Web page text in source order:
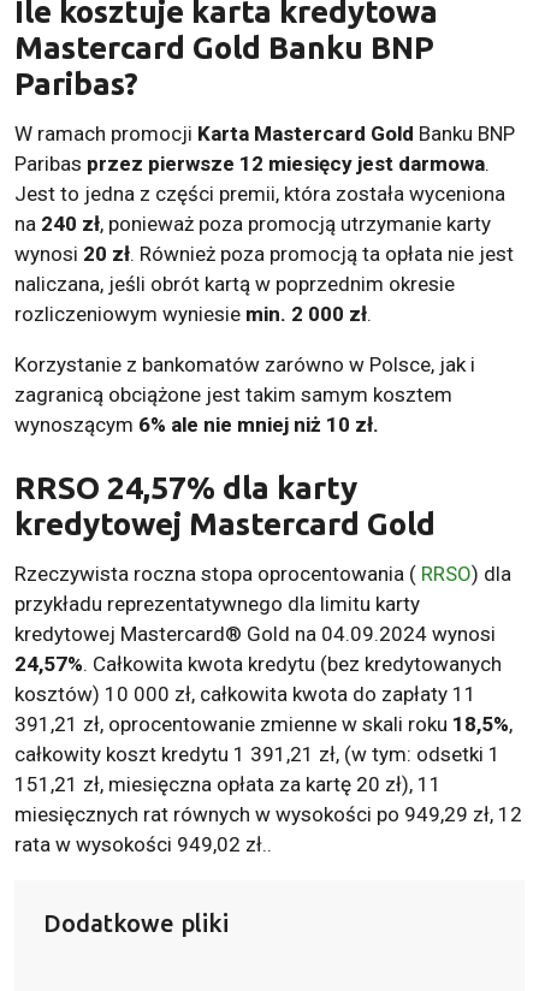
Ile kosztuje karta kredytowa
Mastercard Gold Banku BNP
Paribas?
W ramach promocji Karta Mastercard Gold Banku BNP
Paribas przez pierwsze 12 miesięcy jest darmowa.
Jest to jedna z części premii, która została wyceniona
na 240 zł, ponieważ poza promocją utrzymanie karty
wynosi 20 zł. Również poza promocją ta opłata nie jest
naliczana, jeśli obrót kartą w poprzednim okresie
rozliczeniowym wyniesie min. 2 000 zł.
Korzystanie z bankomatów zarówno w Polsce, jak i
zagranicą obciążone jest takim samym kosztem
wynoszącym 6% ale nie mniej niż 10 zł.
RRSO 24,57% dla karty
kredytowej Mastercard Gold
Rzeczywista roczna stopa oprocentowania ( RRSO) dla
przykładu reprezentatywnego dla limitu karty
kredytowej Mastercard® Gold na 04.09.2024 wynosi
24,57%. Całkowita kwota kredytu (bez kredytowanych
kosztów) 10 000 zł, całkowita kwota do zapłaty 11
391,21 zł, oprocentowanie zmienne w skali roku 18,5%,
całkowity koszt kredytu 1 391,21 zł, (w tym: odsetki 1
151,21 zł, miesięczna opłata za kartę 20 zł), 11
miesięcznych rat równych w wysokości po 949,29 zł, 12
rata w wysokości 949,02 zł..
Dodatkowe pliki